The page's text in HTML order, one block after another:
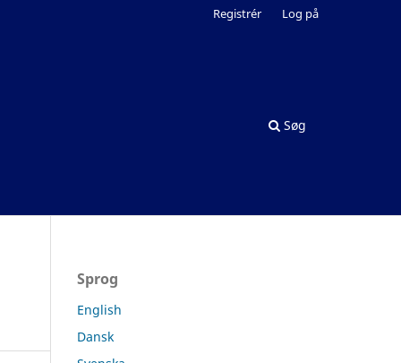
Søg
Registrér Log på
Sprog
English
Dansk